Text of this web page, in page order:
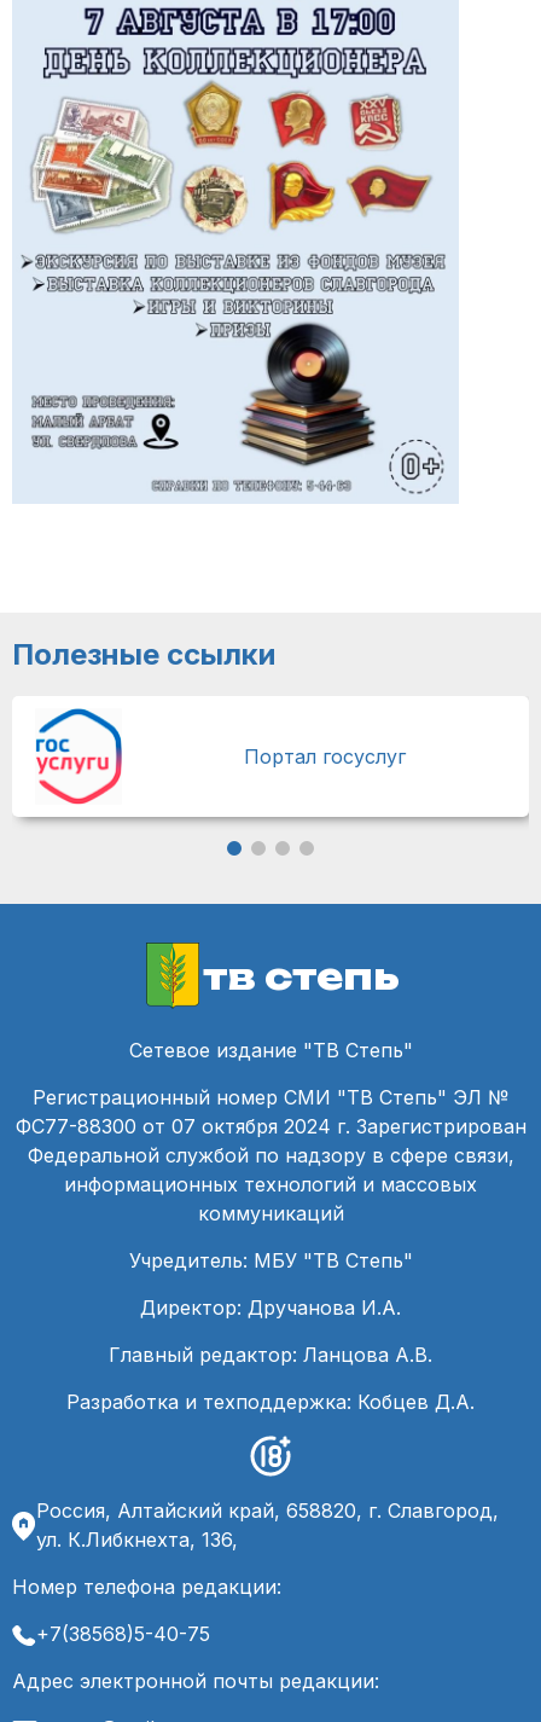
Полезные ссылки
Портал госуслуг
тв степь
Сетевое издание "ТВ Степь"
Регистрационный номер СМИ "ТВ Степь" ЭЛ №
ФС77-88300 от 07 октября 2024 г. Зарегистрирован
Федеральной службой по надзору в сфере связи,
информационных технологий и массовых
коммуникаций
Учредитель: МБУ "ТВ Степь"
Директор: Дручанова И.А.
Главный редактор: Ланцова А.В.
Разработка и техподдержка: Кобцев Д.А.
Россия, Алтайский край, 658820, г. Славгород,
ул. К.Либкнехта, 136,
Номер телефона редакции:
+7(38568)5-40-75
Адрес электронной почты редакции: